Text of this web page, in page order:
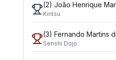
(2) João Henrique
Kiritsu
(3) Fernando Martins
Senshi Dojo